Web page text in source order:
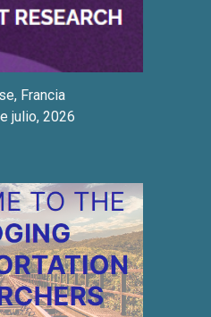
Francia
julio, 2026